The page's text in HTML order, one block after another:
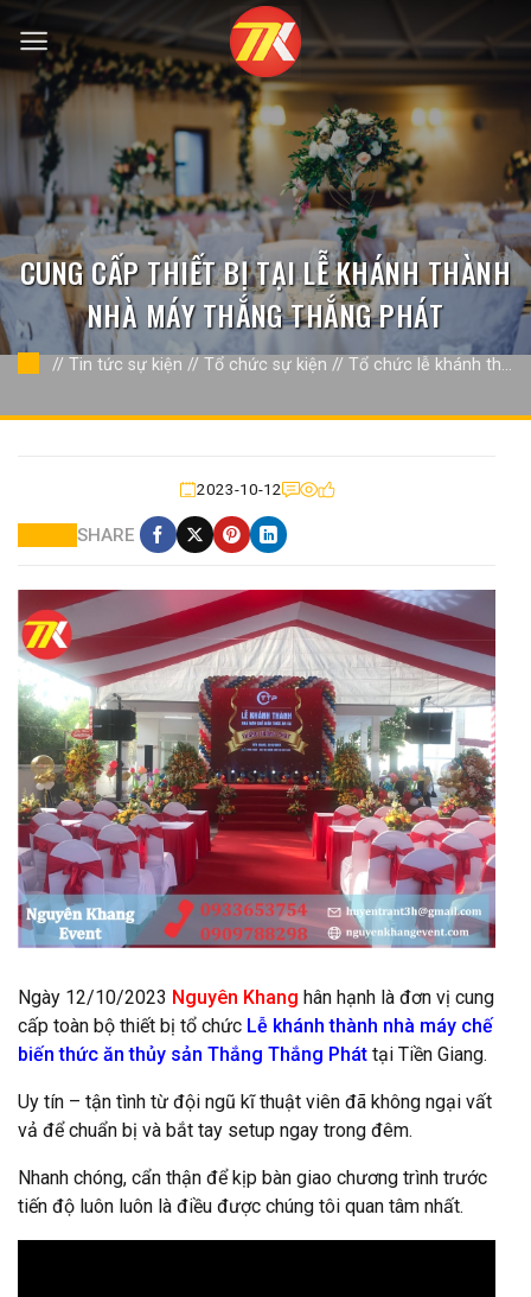
qua
nội
dung
CUNG CẤP THIẾT BỊ TẠI LỄ KHÁNH THÀNH
NHÀ MÁY THẮNG THẮNG PHÁT
// Tin tức sự kiện // Tổ chức sự kiện // Tổ chức lễ khánh thành
2023-10-12
SHARE
Ngày 12/10/2023 Nguyên Khang hân hạnh là đơn vị cung
cấp toàn bộ thiết bị tổ chức Lễ khánh thành nhà máy chế
biến thức ăn thủy sản Thắng Thắng Phát tại Tiền Giang.
Uy tín – tận tình từ đội ngũ kĩ thuật viên đã không ngại vất
vả để chuẩn bị và bắt tay setup ngay trong đêm.
Nhanh chóng, cẩn thận để kịp bàn giao chương trình trước
tiến độ luôn luôn là điều được chúng tôi quan tâm nhất.